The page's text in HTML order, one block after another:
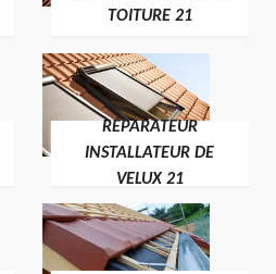
TOITURE 21
RÉPARATEUR
INSTALLATEUR DE
VELUX 21